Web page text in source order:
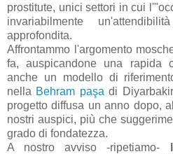
prostitute, unici settori in cui
invariabilmente
approfondita.
Affrontammo l'argomento
fa, auspicandone una rapida
anche un modello di
nella Behram paşa di
progetto diffusa un anno dopo,
nostri auspici, più che
grado di fondatezza.
A nostro avviso -ripetiamo-